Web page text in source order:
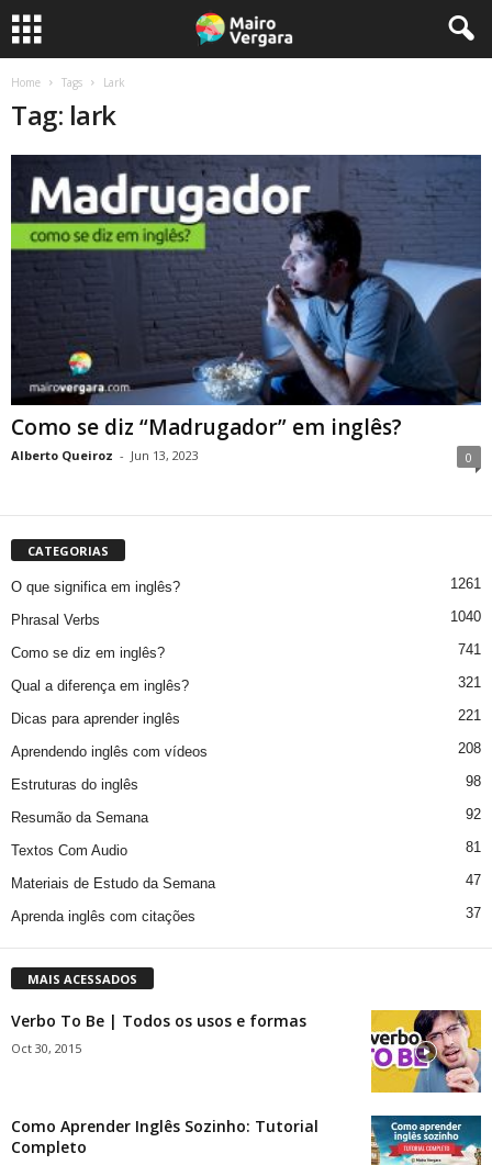
Home Tags Lark
Tag: lark
Como se diz “Madrugador” em inglês?
Alberto Queiroz - Jun 13, 2023 0
CATEGORIAS
O que significa em inglês? 1261
Phrasal Verbs 1040
Como se diz em inglês? 741
Qual a diferença em inglês? 321
Dicas para aprender inglês 221
Aprendendo inglês com vídeos 208
Estruturas do inglês 98
Resumão da Semana 92
Textos Com Audio 81
Materiais de Estudo da Semana 47
Aprenda inglês com citações 37
MAIS ACESSADOS
Verbo To Be | Todos os usos e formas
Oct 30, 2015
Como Aprender Inglês Sozinho: Tutorial
Completo